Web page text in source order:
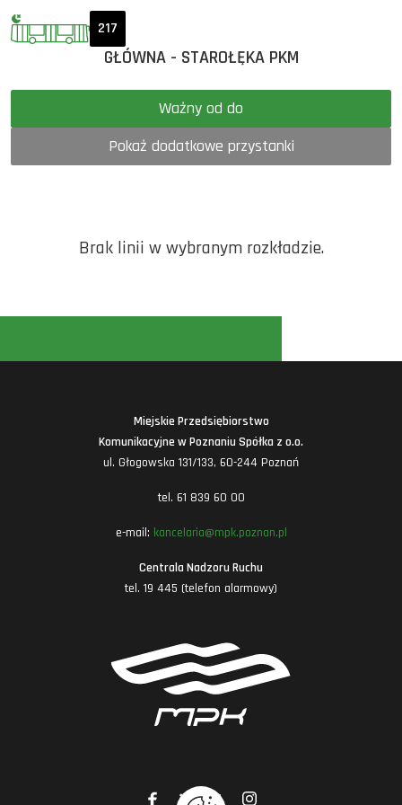
217
GŁÓWNA - STAROŁĘKA PKM
Ważny od do
Pokaż dodatkowe przystanki
Brak linii w wybranym rozkładzie.
Miejskie Przedsiębiorstwo
Komunikacyjne w Poznaniu Spółka z o.o.
ul. Głogowska 131/133, 60-244 Poznań
tel. 61 839 60 00
e-mail: kancelaria@mpk.poznan.pl
Centrala Nadzoru Ruchu
tel. 19 445 (telefon alarmowy)